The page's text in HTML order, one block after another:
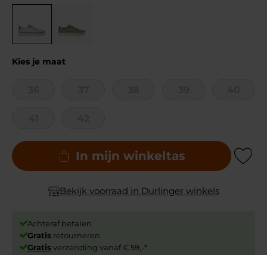
Kies je maat
In mijn winkeltas Add to
Bekijk voorraad in Durlinger winkels
Achteraf betalen
Gratis retourneren
Gratisverzending vanaf € 59,-*